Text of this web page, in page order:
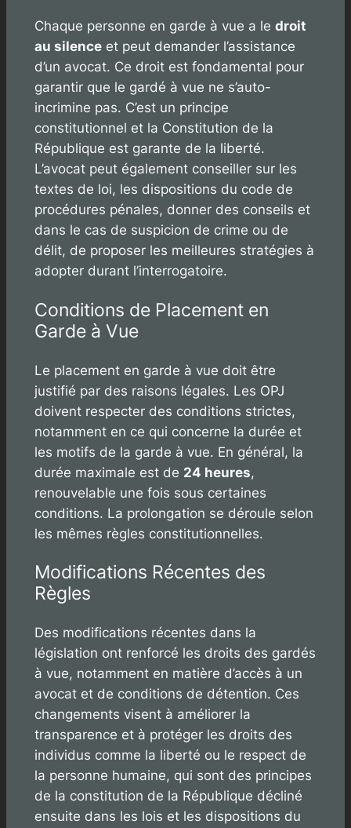
Chaque personne en garde à vue a le droit
au silenceet peut demander l’assistance
d’un avocat. Ce droit est fondamental pour
garantir que le gardé à vue ne s’auto-
incrimine pas. C’est un principe
constitutionnel et la Constitution de la
République est garante de la liberté.
L’avocat peut également conseiller sur les
textes de loi, les dispositions du code de
procédures pénales, donner des conseils et
dans le cas de suspicion de crime ou de
délit, de proposer les meilleures stratégies à
adopter durant l’interrogatoire.
Conditions de Placement en
Garde à Vue
Le placement en garde à vue doit être
justifié par des raisons légales. Les OPJ
doivent respecter des conditions strictes,
notamment en ce qui concerne la durée et
les motifs de la garde à vue. En général, la
durée maximale est de 24 heures,
renouvelable une fois sous certaines
conditions. La prolongation se déroule selon
les mêmes règles constitutionnelles.
Modifications Récentes des
Règles
Des modifications récentes dans la
législation ont renforcé les droits des gardés
à vue, notamment en matière d’accès à un
avocat et de conditions de détention. Ces
changements visent à améliorer la
transparence et à protéger les droits des
individus comme la liberté ou le respect de
la personne humaine, qui sont des principes
de la constitution de la République décliné
ensuite dans les lois et les dispositions du